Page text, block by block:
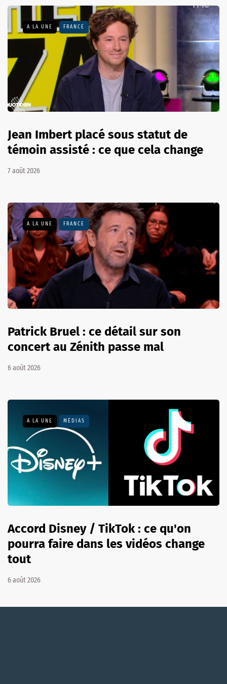
A LA UNE FRANCE
Jean Imbert placé sous statut de
témoin assisté : ce que cela change
7 août 2026
A LA UNE FRANCE
Patrick Bruel : ce détail sur son
concert au Zénith passe mal
6 août 2026
A LA UNE MÉDIAS
Accord Disney / TikTok : ce qu'on
pourra faire dans les vidéos change
tout
6 août 2026